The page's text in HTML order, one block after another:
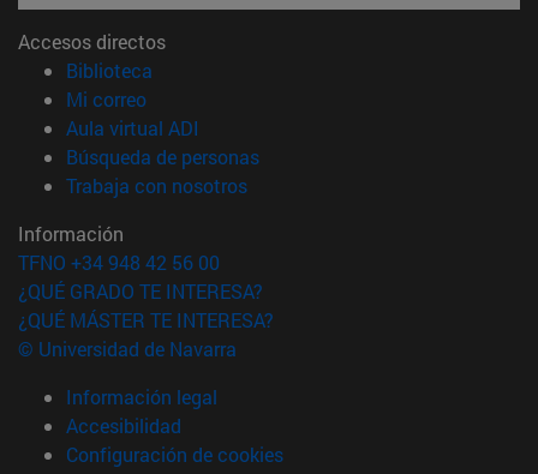
Accesos directos
Biblioteca
Mi correo(abre en nueva ventana)
Aula virtual ADI
Búsqueda de personas(abre en nueva ventana)
Trabaja con nosotros(abre en nueva ventana)
Información
TFNO +34 948 42 56 00
¿QUÉ GRADO TE INTERESA?
¿QUÉ MÁSTER TE INTERESA?
© Universidad de Navarra
Información legal
Accesibilidad
Configuración de cookies